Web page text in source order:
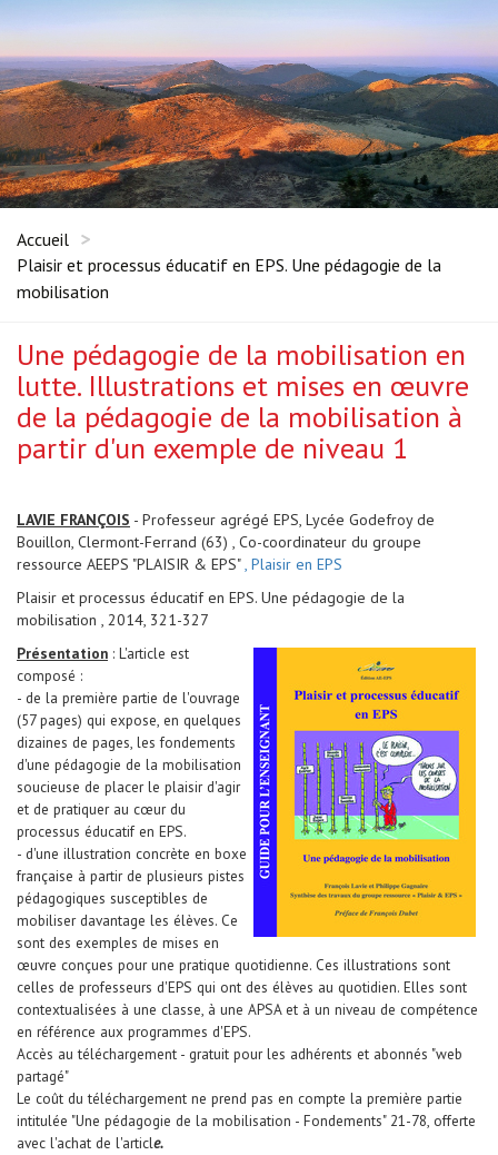
Accueil
Plaisir et processus éducatif en EPS. Une pédagogie de la
mobilisation
Une pédagogie de la mobilisation en
lutte. Illustrations et mises en œuvre
de la pédagogie de la mobilisation à
partir d'un exemple de niveau 1
LAVIE FRANÇOIS - Professeur agrégé EPS, Lycée Godefroy de
Bouillon, Clermont-Ferrand (63) , Co-coordinateur du groupe
ressource AEEPS "PLAISIR & EPS", Plaisir en EPS
Plaisir et processus éducatif en EPS. Une pédagogie de la
mobilisation , 2014, 321-327
Présentation : L'article est
composé :
- de la première partie de l'ouvrage
(57 pages) qui expose, en quelques
dizaines de pages, les fondements
d'une pédagogie de la mobilisation
soucieuse de placer le plaisir d'agir
et de pratiquer au cœur du
processus éducatif en EPS.
- d'une illustration concrète en boxe
française à partir de plusieurs pistes
pédagogiques susceptibles de
mobiliser davantage les élèves. Ce
sont des exemples de mises en
œuvre conçues pour une pratique quotidienne. Ces illustrations sont
celles de professeurs d'EPS qui ont des élèves au quotidien. Elles sont
contextualisées à une classe, à une APSA et à un niveau de compétence
en référence aux programmes d'EPS.
Accès au téléchargement - gratuit pour les adhérents et abonnés "web
partagé"
Le coût du téléchargement ne prend pas en compte la première partie
intitulée "Une pédagogie de la mobilisation - Fondements" 21-78, offerte
avec l'achat de l'article.